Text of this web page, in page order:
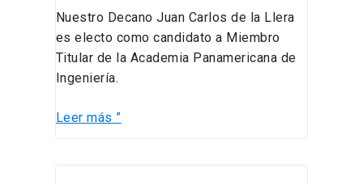
Nuestro Decano Juan Carlos de la Llera
es electo como candidato a Miembro
Titular de la Academia Panamericana de
Ingeniería.
destacado
Leer más ”